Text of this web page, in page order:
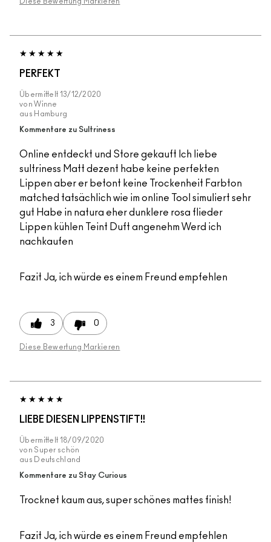
PERFEKT
Übermittelt 13/12/2020
von Winne
aus Hamburg
Kommentare zu Sultriness
Online entdeckt und Store gekauft Ich liebe
sultriness Matt dezent habe keine perfekten
Lippen aber er betont keine Trockenheit Farbton
matched tatsächlich wie im online Tool simuliert sehr
gut Habe in natura eher dunklere rosa flieder
Lippen kühlen Teint Duft angenehm Werd ich
nachkaufen
Fazit Ja, ich würde es einem Freund empfehlen
3 0
Diese Bewertung Markieren
LIEBE DIESEN LIPPENSTIFT!!
Übermittelt 18/09/2020
von Super schön
aus
Deutschland
Kommentare zu Stay Curious
Trocknet kaum aus, super schönes mattes finish!
Fazit Ja, ich würde es einem Freund empfehlen